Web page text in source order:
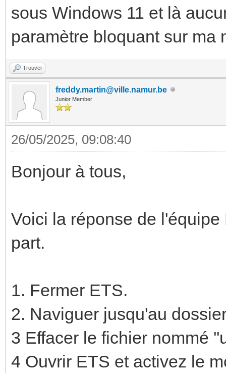
sous Windows 11 et là
paramètre bloquant sur ma
Trouver
freddy.martin@ville.namur.be
Junior Member
26/05/2025, 09:08:40
Bonjour à tous,
Voici la réponse de
part.
1. Fermer ETS.
2. Naviguer jusqu'au
3 Effacer le fichier nommé
4 Ouvrir ETS et activez le